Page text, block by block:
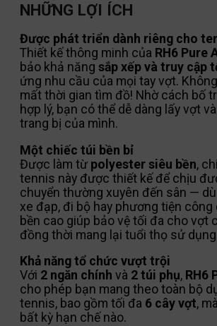
NHỮNG LỢI ÍCH
Được phát triển dành riêng cho
Thiết kế thông minh của RH6 Pure
bảo khả năng sắp xếp và truy cập
ứng nhu cầu của mọi tay vợt.
mất thời gian tìm đồ! Nhờ cách bố
hợp lý, bạn có thể dễ dàng lấy vợt
trang bị của mình.
Một chiếc túi bền bỉ
Được làm từ polyester siêu bền,
tennis này được thiết kế để chịu
chuyển thường xuyên đến sân —
xe đạp, đi bộ hay phương tiện
bền cao giúp bảo vệ tối đa cho vợt
đồng thời mang lại tuổi thọ sử
Khả năng tổ chức vượt trội
Với 2 ngăn chính và 2 túi phụ, RH6
cho phép bạn mang theo toàn bộ
tennis, bao gồm tối đa 6 cây vợt,
bất kỳ hạn chế nào.